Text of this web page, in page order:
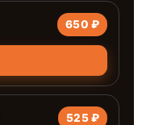
650 ₽
525 ₽